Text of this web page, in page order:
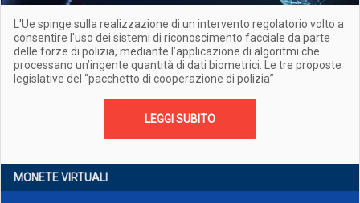
L'Ue spinge sulla realizzazione di un intervento regolatorio volto a
consentire l'uso dei sistemi di riconoscimento facciale da parte
delle forze di polizia, mediante l’applicazione di algoritmi che
processano un’ingente quantità di dati biometrici. Le tre proposte
legislative del “pacchetto di cooperazione di polizia”
LEGGI SUBITO
MONETE VIRTUALI